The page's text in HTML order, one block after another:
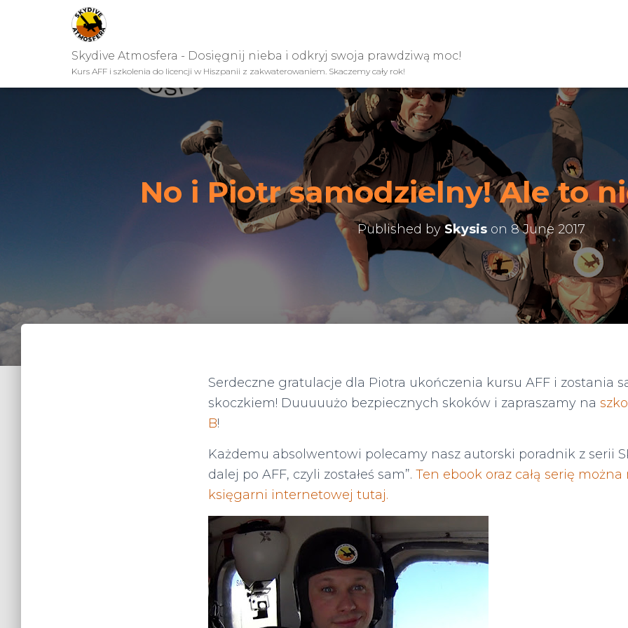
Skydive Atmosfera - Dosięgnij nieba i odkryj swoja prawdziwą moc!
Kurs AFF i szkolenia do licencji w Hiszpanii z zakwaterowaniem. Skaczemy cały rok!
Search
Search …
No i Piotr samodzielny! Ale to
Published bySkysison 8 June 2017
Serdeczne gratulacje dla Piotra ukończenia kursu AFF i zostania
skoczkiem! Duuuuużo bezpiecznych skoków i zapraszamy na
B!
Każdemu absolwentowi polecamy nasz autorski poradnik z serii
dalej po AFF, czyli zostałeś sam”. Ten ebook oraz całą serię
księgarni internetowej tutaj.